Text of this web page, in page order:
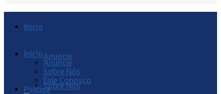
Início
Anuncie
Sobre Nós
Início
Anuncie
Sobre Nós
Fale Conosco
Política